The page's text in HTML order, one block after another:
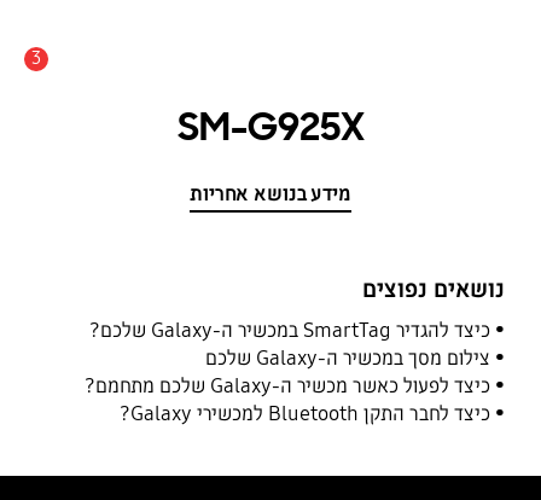
3
SM-G925X
מידע בנושא אחריות
נושאים נפוצים
כיצד להגדיר SmartTag במכשיר ה-Galaxy שלכם?
צילום מסך במכשיר ה-Galaxy שלכם
כיצד לפעול כאשר מכשיר ה-Galaxy שלכם מתחמם?
כיצד לחבר התקן Bluetooth למכשירי Galaxy?